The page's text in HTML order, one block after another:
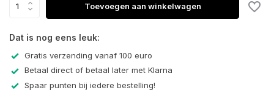
Toevoegen aan winkelwagen
Dat is nog eens leuk:
Gratis verzending vanaf 100 euro
Betaal direct of betaal later met Klarna
Spaar punten bij iedere bestelling!